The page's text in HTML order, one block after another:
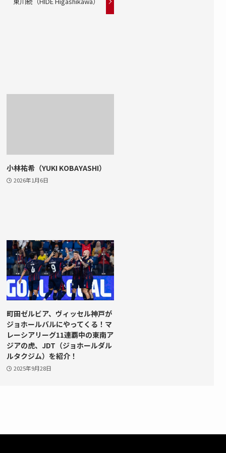
小林祐希（YUKI KOBAYASHI）
2026年1月6日
町田ゼルビア、ヴィッセル神戸が
ジョホールバルにやってくる！マ
レーシアリーグ11連覇中の東南ア
ジアの虎、JDT（ジョホールダル
ルタクジム）を紹介！
2025年9月28日